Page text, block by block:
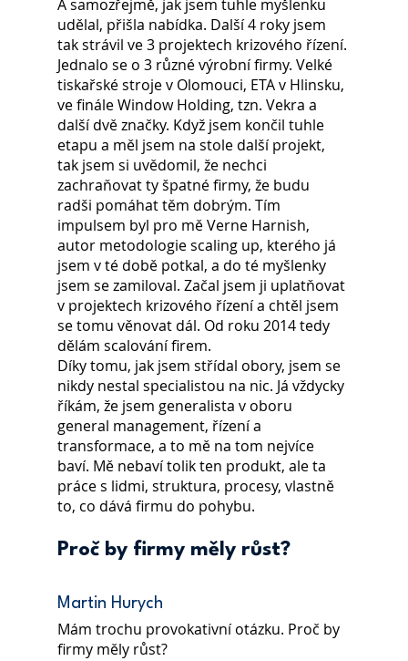
A samozřejmě, jak jsem tuhle myšlenku
udělal, přišla nabídka. Další 4 roky jsem
tak strávil ve 3 projektech krizového řízení.
Jednalo se o 3 různé výrobní firmy. Velké
tiskařské stroje v Olomouci, ETA v Hlinsku,
ve finále Window Holding, tzn. Vekra a
další dvě značky. Když jsem končil tuhle
etapu a měl jsem na stole další projekt,
tak jsem si uvědomil, že nechci
zachraňovat ty špatné firmy, že budu
radši pomáhat těm dobrým. Tím
impulsem byl pro mě Verne Harnish,
autor metodologie scaling up, kterého já
jsem v té době potkal, a do té myšlenky
jsem se zamiloval. Začal jsem ji uplatňovat
v projektech krizového řízení a chtěl jsem
se tomu věnovat dál. Od roku 2014 tedy
dělám scalování firem.
Díky tomu, jak jsem střídal obory, jsem se
nikdy nestal specialistou na nic. Já vždycky
říkám, že jsem generalista v oboru
general management, řízení a
transformace, a to mě na tom nejvíce
baví. Mě nebaví tolik ten produkt, ale ta
práce s lidmi, struktura, procesy, vlastně
to, co dává firmu do pohybu.
Proč by firmy měly růst?
Martin Hurych
Mám trochu provokativní otázku. Proč by
firmy měly růst?